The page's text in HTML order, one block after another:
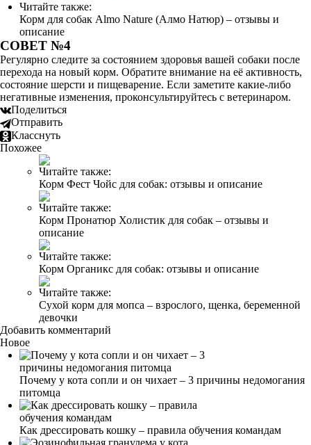
Читайте также:
Корм для собак Almo Nature (Алмо Натюр) – отзывы и
описание
СОВЕТ №4
Регулярно следите за состоянием здоровья вашей собаки после
перехода на новый корм. Обратите внимание на её активность,
состояние шерсти и пищеварение. Если заметите какие-либо
негативные изменения, проконсультируйтесь с ветеринаром.
Поделиться
Отправить
Класснуть
Похожее
Читайте также:
Корм Фест Чойс для собак: отзывы и описание
Читайте также:
Корм Пронатюр Холистик для собак – отзывы и
описание
Читайте также:
Корм Органикс для собак: отзывы и описание
Читайте также:
Сухой корм для мопса – взрослого, щенка, беременной
девочки
Добавить комментарий
Новое
Почему у кота сопли и он чихает – 3 причины недомогания
питомца
Как дрессировать кошку – правила обучения командам